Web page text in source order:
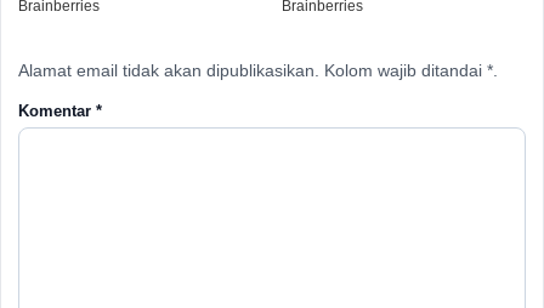
Alamat email tidak akan dipublikasikan. Kolom wajib ditandai *.
Komentar *